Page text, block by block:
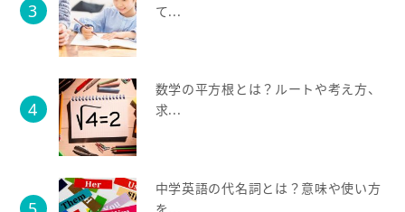
て...
数学の平方根とは？ルートや考え方、
求...
中学英語の代名詞とは？意味や使い方
を...